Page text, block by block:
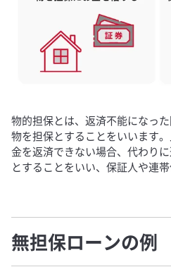
物的担保とは、返済不能になっ
物を担保とすることをいいます
金を返済できない場合、代わり
とすることをいい、保証人や連
無担保ローンの例